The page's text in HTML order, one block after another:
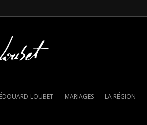
LOUBET MARIAGES LA RÉGION